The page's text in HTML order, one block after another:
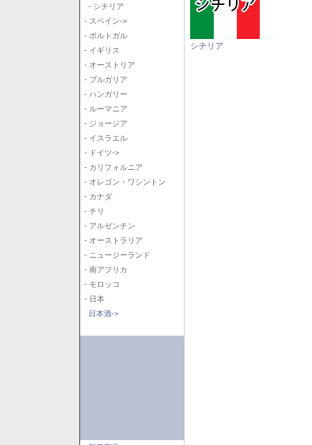
- シチリア
- スペイン->
- ポルトガル
- イギリス
- オーストリア
- ブルガリア
- ハンガリー
- ルーマニア
- ジョージア
- イスラエル
- ドイツ->
- カリフォルニア
- オレゴン・ワシントン
- カナダ
- チリ
- アルゼンチン
- オーストラリア
- ニュージーランド
- 南アフリカ
- モロッコ
- 日本
日本酒->
シチリア